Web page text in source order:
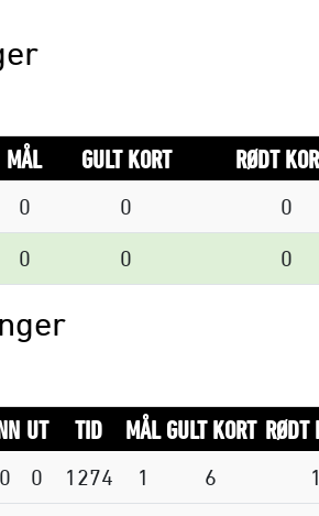
MÅL GULT KORT RØDT
0 0 0
0 0 0
UT TID MÅL GULT KORT RØDT
0 0 1274 1 6 1